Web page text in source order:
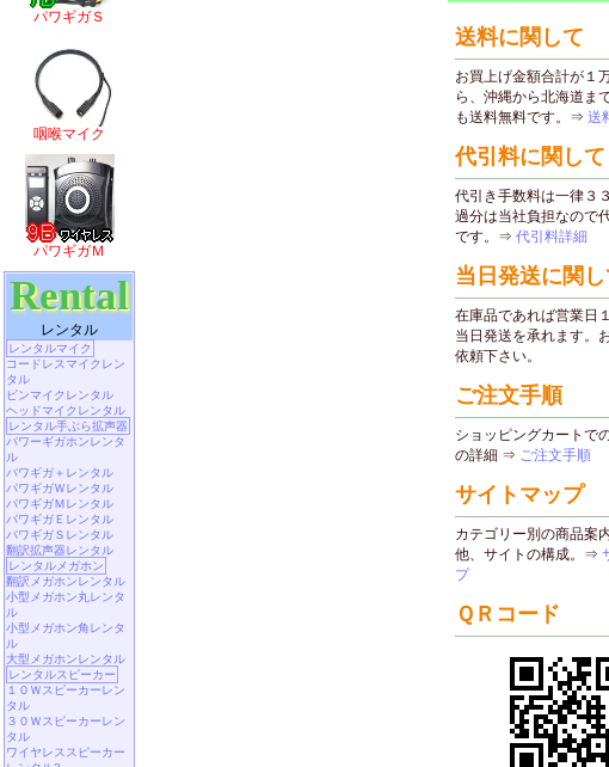
パワギガＳ
咽喉マイク
パワギガＭ
Rental
レンタル
レンタルマイク
コードレスマイクレン
タル
ピンマイクレンタル
ヘッドマイクレンタル
レンタル手ぶら拡声器
パワーギガホンレンタ
ル
パワギガ＋レンタル
パワギガＷレンタル
パワギガＭレンタル
パワギガＥレンタル
パワギガＳレンタル
翻訳拡声器レンタル
レンタルメガホン
翻訳メガホンレンタル
小型メガホン丸レンタ
ル
小型メガホン角レンタ
ル
大型メガホンレンタル
レンタルスピーカー
１０Ｗスピーカーレン
タル
３０Ｗスピーカーレン
タル
ワイヤレススピーカー